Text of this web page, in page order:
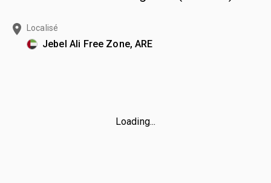
Localisé
Jebel Ali Free Zone, ARE
Loading...